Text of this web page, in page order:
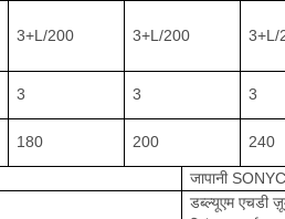
3+L/200 3+L/200 3+L/
3 3 3
180 200 240
जापानी
डब्ल्यूएम एचडी